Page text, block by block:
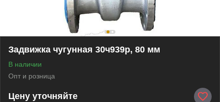
Задвижка чугунная 30ч939р, 80 мм
В наличии
Опт и розница
Цену уточняйте